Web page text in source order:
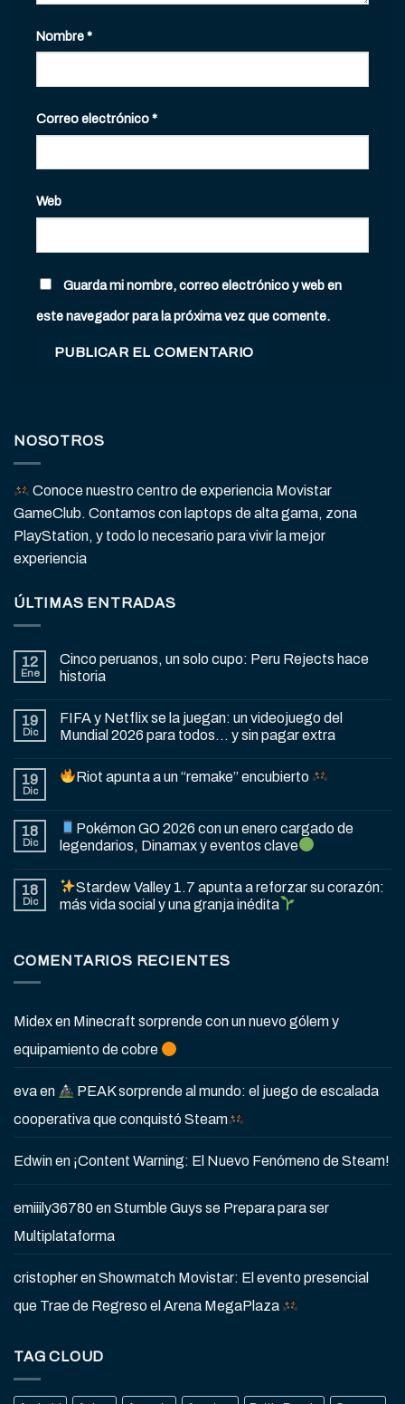
Nombre*
Correo electrónico*
Web
Guarda mi nombre, correo electrónico y web en
este navegador para la próxima vez que comente.
NOSOTROS
Conoce nuestro centro de experiencia Movistar
GameClub. Contamos con laptops de alta gama, zona
PlayStation, y todo lo necesario para vivir la mejor
experiencia
ÚLTIMAS ENTRADAS
12
Ene
Cinco peruanos, un solo cupo: Peru Rejects hace
historia
19
Dic
FIFA y Netflix se la juegan: un videojuego del
Mundial 2026 para todos… y sin pagar extra
19
Dic
Riot apunta a un “remake” encubierto
18
Dic
Pokémon GO 2026 con un enero cargado de
legendarios, Dinamax y eventos clave
18
Dic
Stardew Valley 1.7 apunta a reforzar su corazón:
más vida social y una granja inédita
COMENTARIOS RECIENTES
Midexen Minecraft sorprende con un nuevo gólem y
equipamiento de cobre
evaen
PEAK sorprende al mundo: el juego de escalada
cooperativa que conquistó Steam
Edwinen ¡Content Warning: El Nuevo Fenómeno de Steam!
emiiily36780enStumble Guys se Prepara para ser
Multiplataforma
cristopherenShowmatch Movistar: El evento presencial
que Trae de Regreso el Arena MegaPlaza
TAG CLOUD